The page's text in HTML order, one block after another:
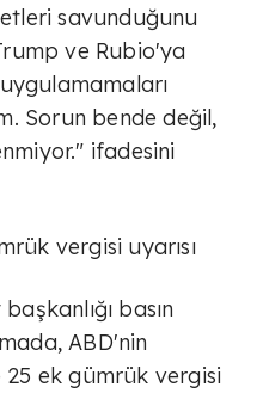
savunduğunu
ve Rubio'ya
Sorun bende değil,
ifadesini
vergisi uyarısı
basın
ABD'nin
ek gümrük vergisi